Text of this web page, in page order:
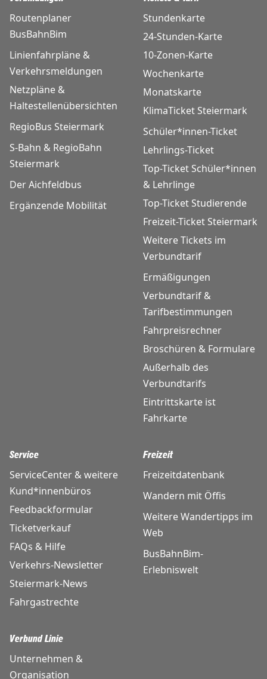
Routenplaner
BusBahnBim
Linienfahrpläne &
Verkehrsmeldungen
Netzpläne &
Haltestellenübersichten
RegioBus Steiermark
S-Bahn & RegioBahn
Steiermark
Der Aichfeldbus
Ergänzende Mobilität
Stundenkarte
24-Stunden-Karte
10-Zonen-Karte
Wochenkarte
Monatskarte
KlimaTicket Steiermark
Schüler*innen-Ticket
Lehrlings-Ticket
Top-Ticket Schüler*innen
& Lehrlinge
Top-Ticket Studierende
Freizeit-Ticket Steiermark
Weitere Tickets im
Verbundtarif
Ermäßigungen
Verbundtarif &
Tarifbestimmungen
Fahrpreisrechner
Broschüren & Formulare
Außerhalb des
Verbundtarifs
Eintrittskarte ist
Fahrkarte
Service
ServiceCenter & weitere
Kund*innenbüros
Feedbackformular
Ticketverkauf
FAQs & Hilfe
Verkehrs-Newsletter
Steiermark-News
Fahrgastrechte
Freizeit
Freizeitdatenbank
Wandern mit Öffis
Weitere Wandertipps im
Web
BusBahnBim-
Erlebniswelt
Verbund Linie
Unternehmen &
Organisation